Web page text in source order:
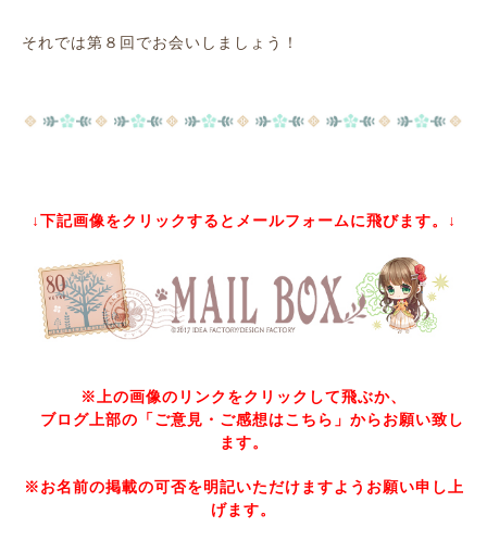
それでは第８回でお会いしましょう！
↓下記画像をクリックするとメールフォームに飛びます。↓
※上の画像のリンクをクリックして飛ぶか、
ブログ上部の「ご意見・ご感想はこちら」からお願い致し
ます。
※お名前の掲載の可否を明記いただけますようお願い申し上
げます。